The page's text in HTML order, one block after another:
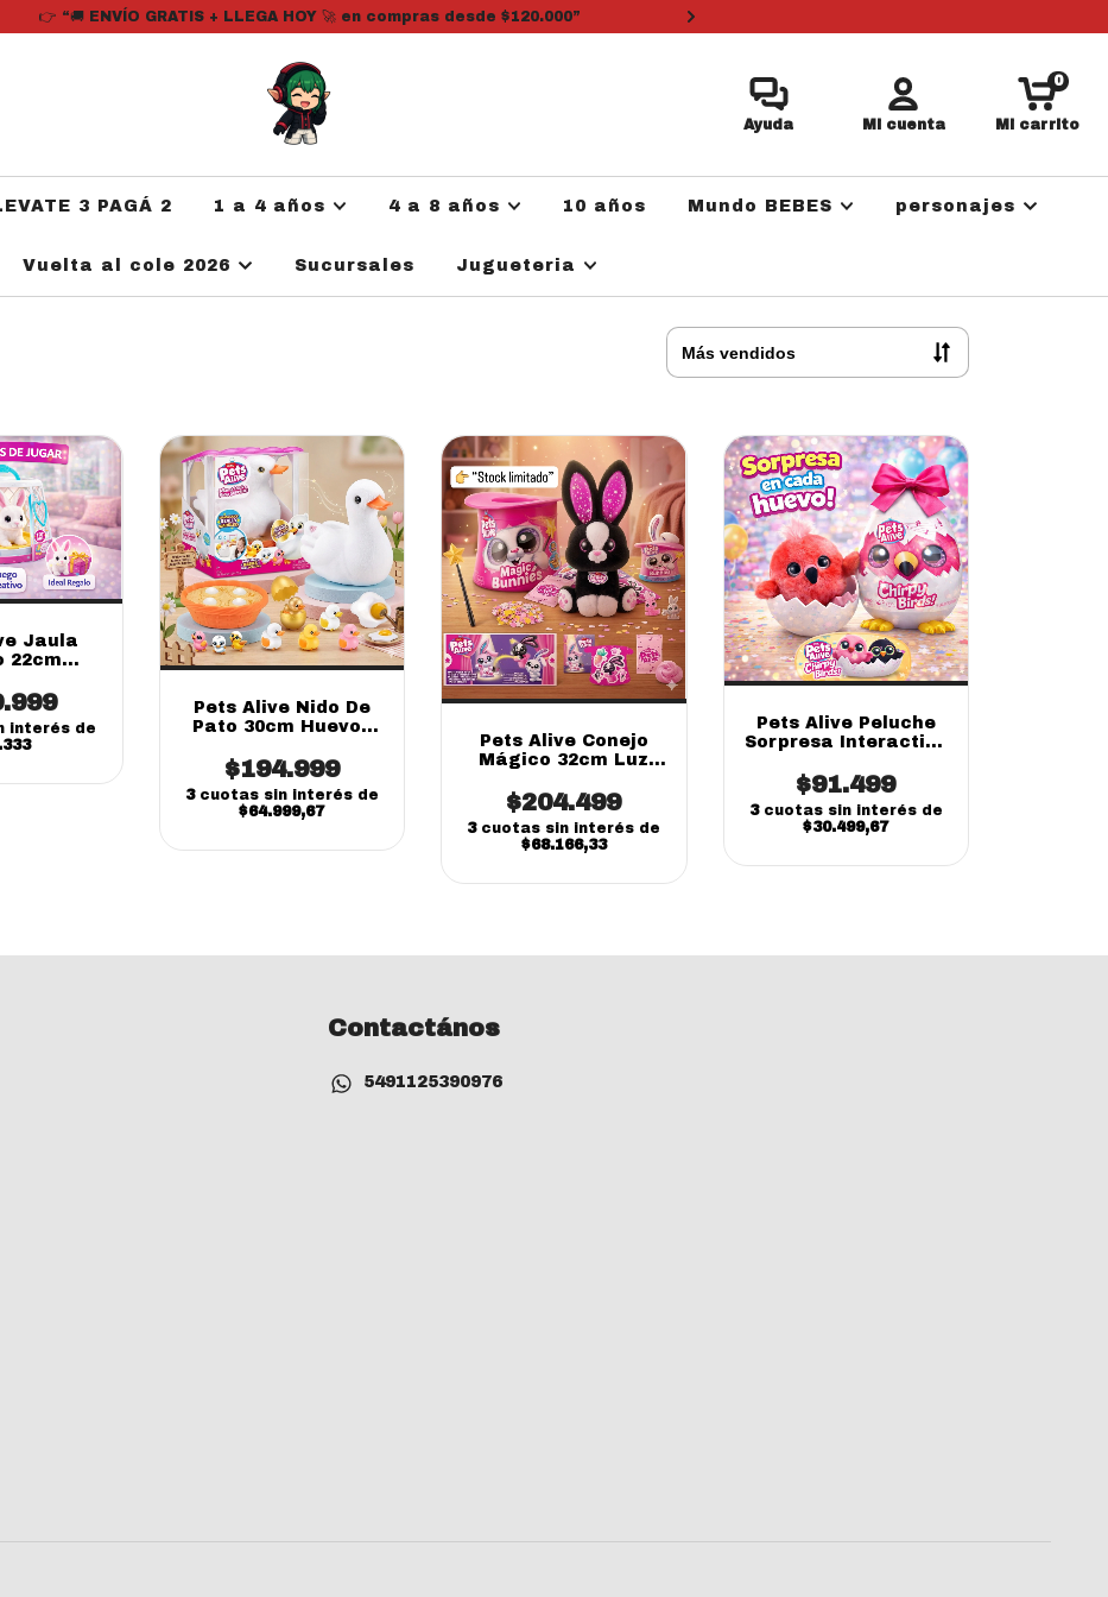
👉 “🚚 ENVÍO GRATIS + LLEGA HOY 🚀 en compras desde $120.000”
Ayuda Mi cuenta Mi carrito
0
3 PAGÁ 2 1 a 4 años 4 a 8 años 10 años Mundo BEBES personajes
Vuelta al cole 2026 Sucursales Jugueteria
Jaula
22cm
interés de
Pets Alive Nido De
Pato 30cm Huevos
(online)
$194.999
3 cuotas sin interés de
$64.999,67
Pets Alive Conejo
Mágico 32cm Luz
$204.499
3 cuotas sin interés de
$68.166,33
Pets Alive Peluche
Sorpresa Interactivo
$91.499
3 cuotas sin interés de
$30.499,67
Contactános
5491125390976